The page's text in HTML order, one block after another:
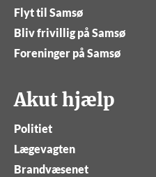
Flyt til Samsø
Bliv frivillig på Samsø
Foreninger på Samsø
Akut hjælp
Politiet
Lægevagten
Brandvæsenet